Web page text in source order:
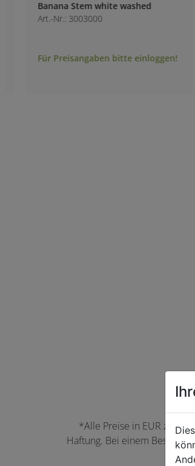
Banana Stem white washed
Art.-Nr.: 3003000
Für Preisangaben bitte einloggen!
*Alle Preise in EUR zzgl.
Haftung. Bei einem